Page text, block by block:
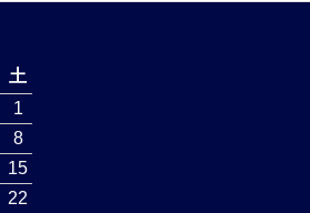
土
1
8
15
22